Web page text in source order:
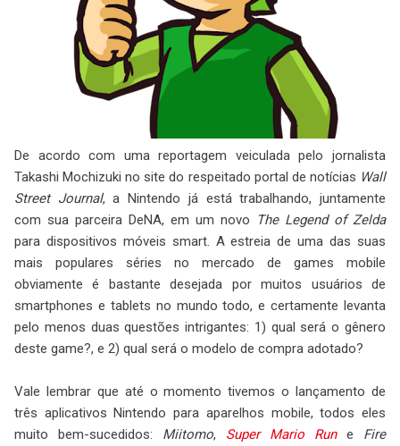
De acordo com uma reportagem veiculada pelo jornalista
Takashi Mochizuki no site do respeitado portal de notícias Wall
Street Journal, a Nintendo já está trabalhando, juntamente
com sua parceira DeNA, em um novo
The Legend of Zelda
para dispositivos móveis smart. A estreia de uma das suas
mais populares séries no mercado de games mobile
obviamente é bastante desejada por muitos usuários de
smartphones e tablets no mundo todo, e certamente levanta
pelo menos duas questões intrigantes: 1) qual será o gênero
deste game?, e 2) qual será o modelo de compra adotado?
Vale lembrar que até o momento tivemos o lançamento de
três aplicativos Nintendo para aparelhos mobile, todos eles
muito bem-sucedidos: Miitomo, Super Mario Rune Fire